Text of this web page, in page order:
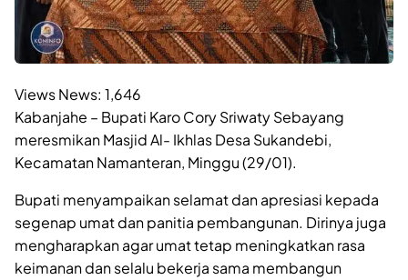
Views News: 1,646
Kabanjahe – Bupati Karo Cory Sriwaty Sebayang
meresmikan Masjid Al- Ikhlas Desa Sukandebi,
Kecamatan Namanteran, Minggu (29/01).
Bupati menyampaikan selamat dan apresiasi kepada
segenap umat dan panitia pembangunan. Dirinya juga
mengharapkan agar umat tetap meningkatkan rasa
keimanan dan selalu bekerja sama membangun